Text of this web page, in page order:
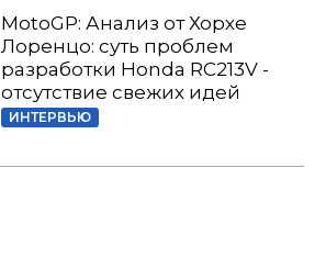
MotoGP: Анализ от Хорхе
Лоренцо: суть проблем
разработки Honda RC213V -
отсутствие свежих идей
ИНТЕРВЬЮ